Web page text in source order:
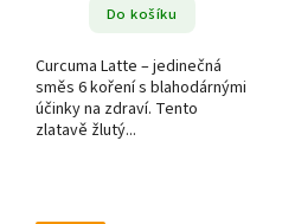
Do košíku
Curcuma Latte – jedinečná
směs 6 koření s blahodárnými
účinky na zdraví. Tento
zlatavě žlutý...